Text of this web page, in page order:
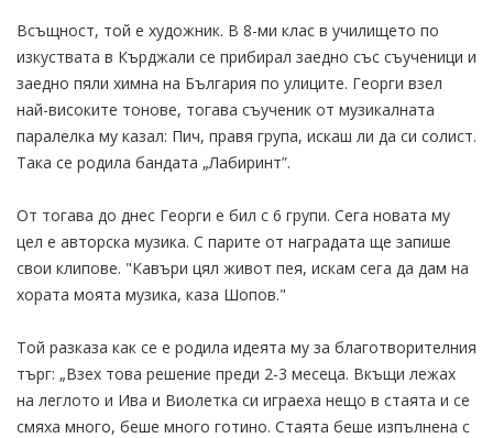
Всъщност, той е художник. В 8-ми клас в училището по
изкуствата в Кърджали се прибирал заедно със съученици и
заедно пяли химна на България по улиците. Георги взел
най-високите тонове, тогава съученик от музикалната
паралелка му казал: Пич, правя група, искаш ли да си солист.
Така се родила бандата „Лабиринт”.
От тогава до днес Георги е бил с 6 групи. Сега новата му
цел е авторска музика. С парите от наградата ще запише
свои клипове. "Кавъри цял живот пея, искам сега да дам на
хората моята музика, каза Шопов."
Той разказа как се е родила идеята му за благотворителния
търг: „Взех това решение преди 2-3 месеца. Вкъщи лежах
на леглото и Ива и Виолетка си играеха нещо в стаята и се
смяха много, беше много готино. Стаята беше изпълнена с